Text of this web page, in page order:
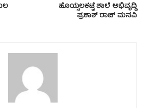
ಹೊಯ್ಸಲಕಟ್ಟೆ ಶಾಲೆ ಅಭಿವೃದ್ಧಿ
ಪ್ರಕಾಶ್ ರಾಜ್ ಮನವಿ